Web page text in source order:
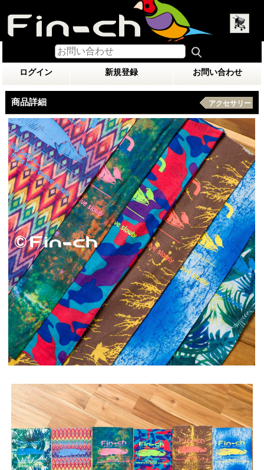
ログイン 新規登録 お問い合わせ
商品詳細 アクセサリー